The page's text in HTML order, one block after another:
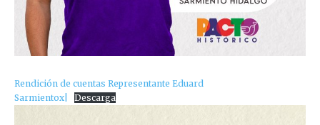
Rendición de cuentas Representante Eduard
Sarmientox|
Descarga